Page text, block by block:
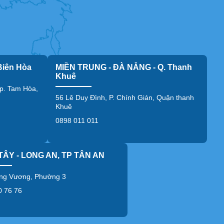
Hòa
Tam Hòa,
MIỀN TRUNG - ĐÀ NẴNG - Q. Thanh
Khuê
56 Lê Duy Đình, P. Chính Gián, Quận thanh
Khuê
0898 011 011
- LONG AN, TP TÂN AN
Vương, Phường 3
76 76